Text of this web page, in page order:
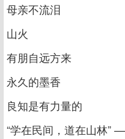
母亲不流泪
山火
有朋自远方来
永久的墨香
良知是有力量的
“学在民间，道在山林”